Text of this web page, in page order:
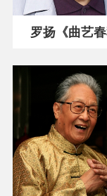
罗扬《曲艺春